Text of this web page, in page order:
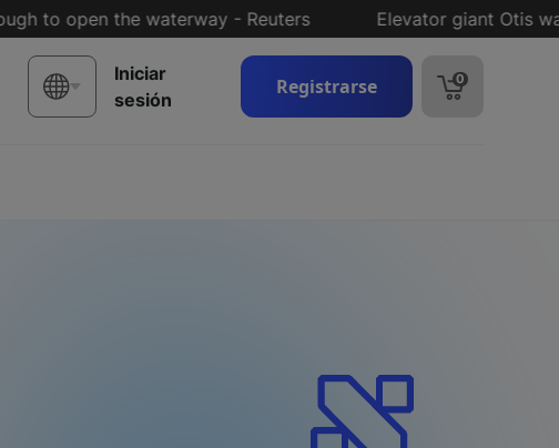
open the waterway - Reuters Elevator giant Otis
Iniciar
sesión
Registrarse 0